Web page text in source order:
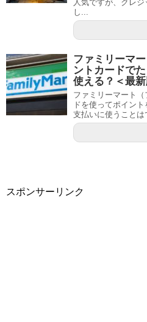
人気ですが、クレ
し...
ファミリーマ
ントカードで
使える？＜最新
ファミリーマート
ドを使ってポイン
支払いに使うことは
スポンサーリンク